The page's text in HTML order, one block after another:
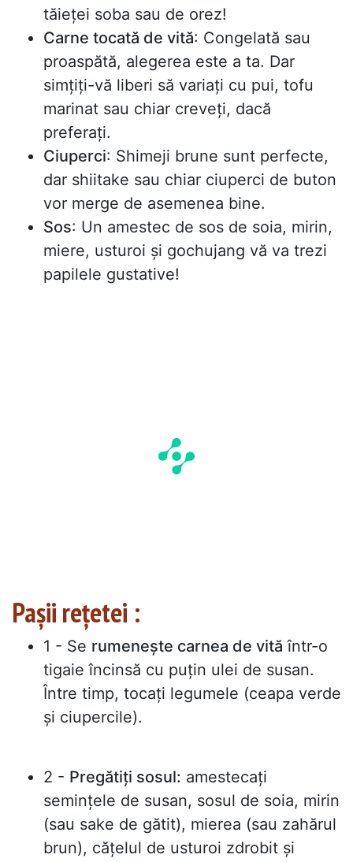
tăieței soba sau de orez!
Carne tocată de vită: Congelată sau
proaspătă, alegerea este a ta. Dar
simțiți-vă liberi să variați cu pui, tofu
marinat sau chiar creveți, dacă
preferați.
Ciuperci: Shimeji brune sunt perfecte,
dar shiitake sau chiar ciuperci de buton
vor merge de asemenea bine.
Sos: Un amestec de sos de soia, mirin,
miere, usturoi și gochujang vă va trezi
papilele gustative!
Pașii rețetei :
1 - Se rumenește carnea de vită într-o
tigaie încinsă cu puțin ulei de susan.
Între timp, tocați legumele (ceapa verde
și ciupercile).
2 - Pregătiți sosul: amestecați
semințele de susan, sosul de soia, mirin
(sau sake de gătit), mierea (sau zahărul
brun), cățelul de usturoi zdrobit și